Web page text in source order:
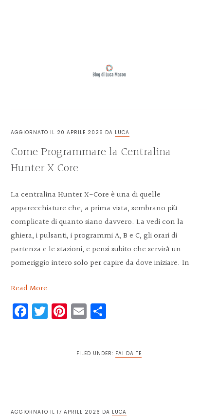
LUCA
AGGIORNATO IL 20 APRILE 2026 DA LUCA
Come Programmare la Centralina
Hunter X Core​
La centralina Hunter X-Core è una di quelle
apparecchiature che, a prima vista, sembrano più
complicate di quanto siano davvero. La vedi con la
ghiera, i pulsanti, i programmi A, B e C, gli orari di
partenza e le stazioni, e pensi subito che servirà un
pomeriggio intero solo per capire da dove iniziare. In
Read More
Facebook
Twitter
Pinterest
Email
FILED UNDER: FAI DA TE
AGGIORNATO IL17 APRILE 2026 DA LUCA